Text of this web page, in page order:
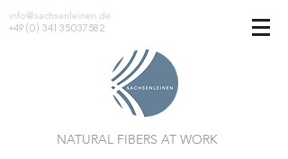
info@sachsenleinen.de
+49 (0) 341 35037582
NATURAL FIBERS AT WORK